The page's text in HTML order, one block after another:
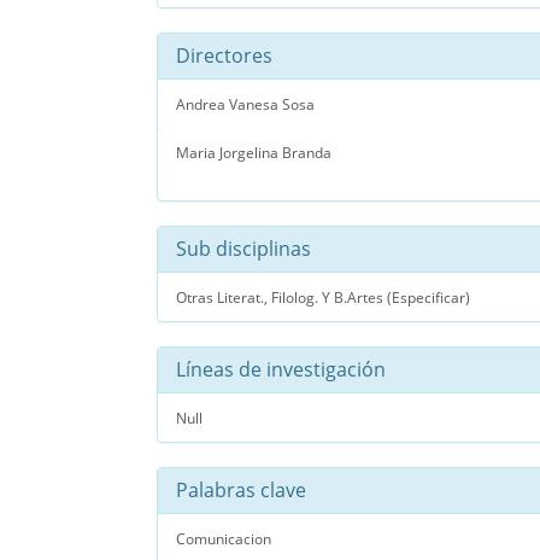
Directores
Andrea Vanesa Sosa
Maria Jorgelina Branda
Sub disciplinas
Otras Literat., Filolog. Y B.Artes (Especificar)
Líneas de investigación
Null
Palabras clave
Comunicacion